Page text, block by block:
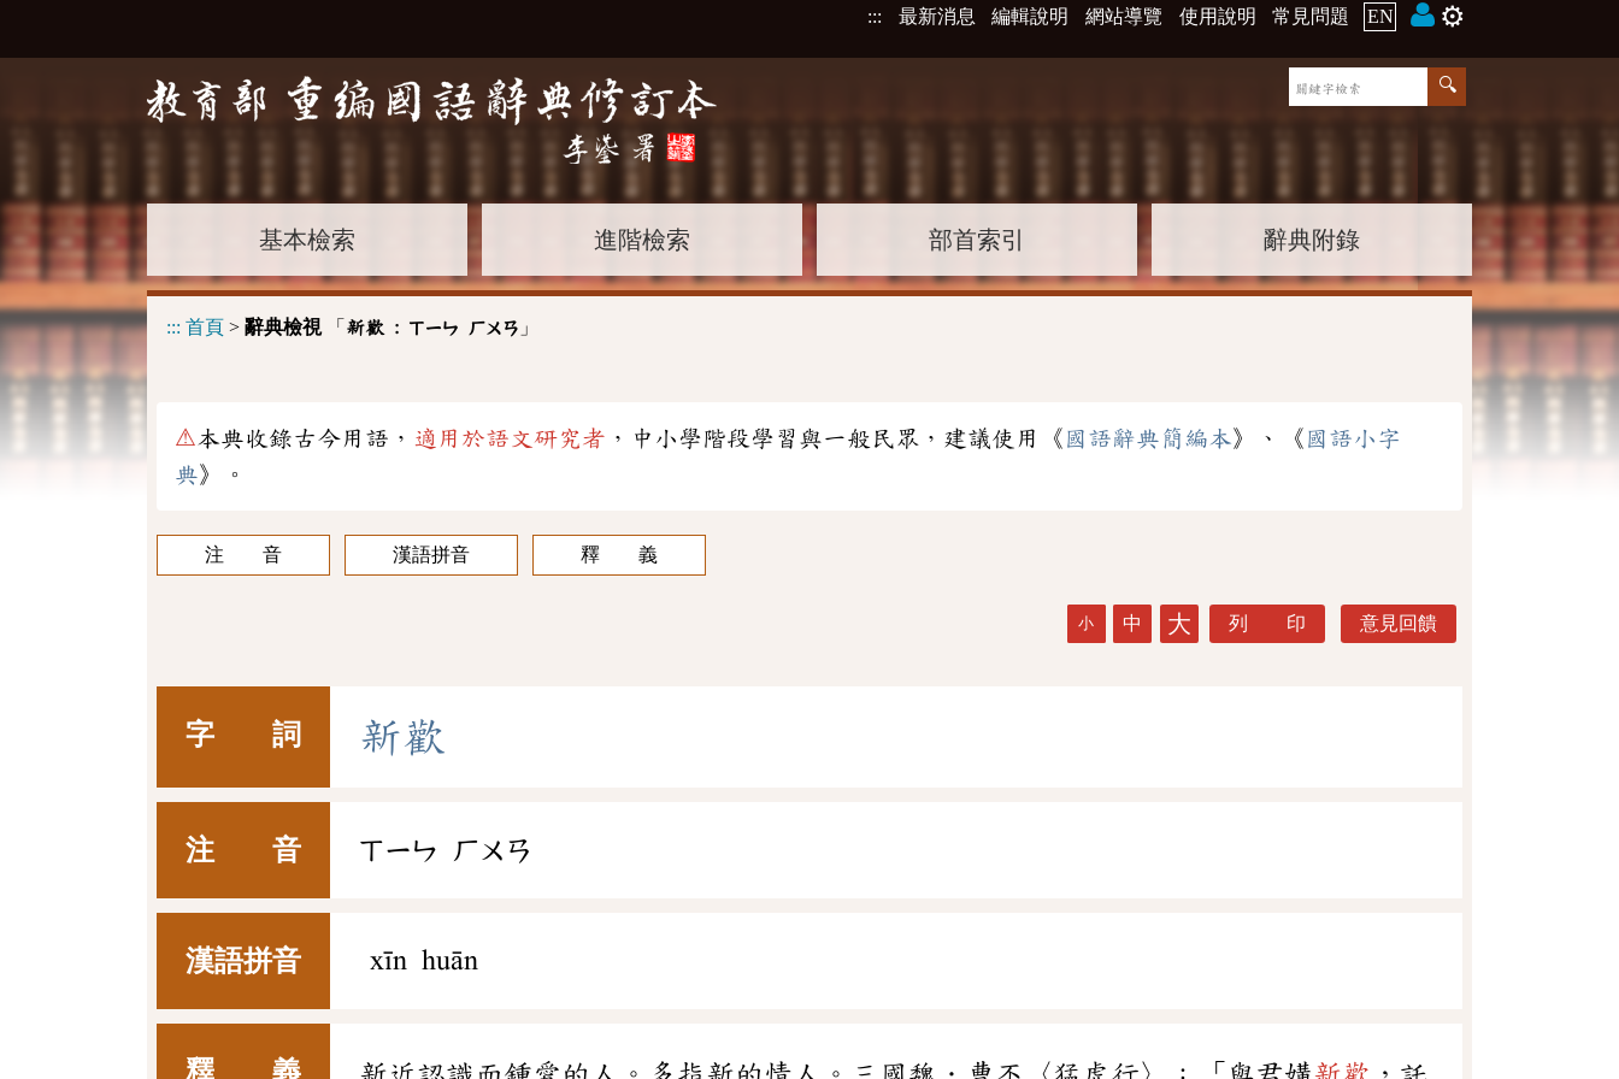
::: 最新消息 編輯說明 網站導覽 使用說明 常見問題 EN ⚙️
基本檢索 進階檢索 部首索引 辭典附錄
::: 首頁 > 辭典檢視「 新歡 : ㄒㄧㄣ ㄏㄨㄢ 」
⚠本典收錄古今用語， 適用於語文研究者 ，中小學階段學習與一般民眾，建議使用《 國語辭典簡編本》、《 國語小字
典》。
注 音 漢語拼音 釋 義
小 中 大 列 印 意見回饋
字 詞 新歡
注 音 ㄒㄧㄣ ㄏㄨㄢ
漢語拼音 xīn huān
釋 義